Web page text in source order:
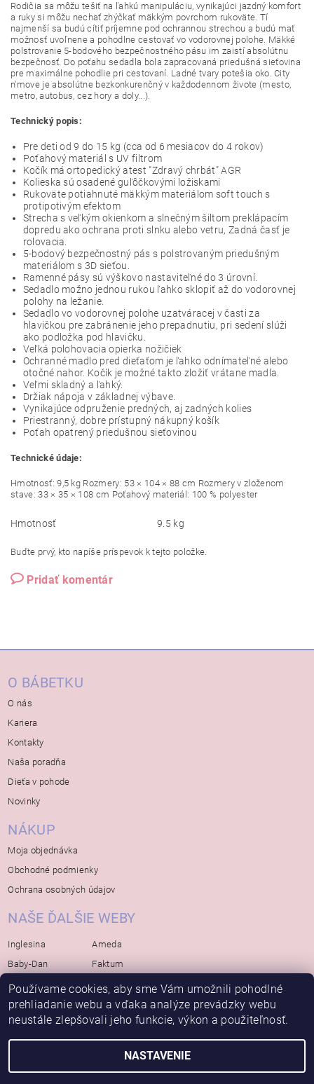
Rodičia sa môžu tešiť na ľahkú manipuláciu, vynikajúci jazdný komfort
a ruky si môžu nechať zhýčkať mäkkým povrchom rukoväte. Tí
najmenší sa budú cítiť príjemne pod ochrannou strechou a budú mať
možnosť uvoľnene a pohodlne cestovať vo vodorovnej polohe. Mäkké
polstrovanie 5-bodového bezpečnostného pásu im zaistí absolútnu
bezpečnosť. Do poťahu sedadla bola zapracovaná priedušná sieťovina
pre maximálne pohodlie pri cestovaní. Ladné tvary potešia oko. City
n'move je absolútne bezkonkurenčný v každodennom živote (mesto,
metro, autobus, cez hory a doly...).
Technický popis:
Pre deti od 9do 15 kg (cca od 6 mesiacov do 4 rokov)
Poťahový materiál s UV filtrom
Kočík máortopedický atest "Zdravý chrbát"AGR
Kolieska sú osadené guľôčkovými ložiskami
Rukoväte potiahnuté mäkkým materiálom soft touch s
protipotivým efektom
Strecha s veľkým okienkom a slnečným šiltom preklápacím
dopredu ako ochrana proti slnku alebo vetru, Zadná časť je
rolovacia
5-bodový bezpečnostný pás s polstrovaným priedušným
materiálom s 3D sieťou.
Ramenné pásy sú výškovo nastaviteľné do3 úrovní.
Sedadlo možno jednou rukou ľahkosklopiť až do vodorovnej
polohy na ležanie
Sedadlo vo vodorovnej polohe uzatváracej včasti za
hlavičkou pre zabránenie jeho prepadnutiu, pri sedení slúži
ako podložka pod hlavičku
Veľká polohovacia opierka nožičiek
Ochranné madlo pred dieťaťom je ľahko odnímateľné alebo
otočné nahor. Kočík je možné takto zložiť vrátane madla.
Veľmi skladný a ľahký.
Držiak nápoja v základnej výbave.
Vynikajúce odpruženie predných, aj zadných kolies
Priestranný, dobre prístupný nákupný košík
Poťah opatrený priedušnou sieťovinou
Technické údaje:
Hmotnosť: 9,5 kg Rozmery: 53 × 104 × 88 cm Rozmery v zloženom
stave: 33 × 35 × 108 cm Poťahový materiál: 100 % polyester
Hmotnosť 9.5 kg
Buďte prvý, kto napíše príspevok k tejto položke.
Pridať komentár
O BÁBETKU
O nás
Kariera
Kontakty
Naša poradňa
Dieťa v pohode
Novinky
NÁKUP
Moja objednávka
Obchodné podmienky
Ochrana osobných údajov
NAŠE ĎALŠIE WEBY
Inglesina
Baby-Dan
Rialto
Bébé-Jou
Avova
Ameda
Faktum
Koelstra
Bambino-Mio
2026 © Bábätko, všetky práva vyhradené
Používame cookies, aby sme Vám umožnili pohodlné
prehliadanie webu a vďaka analýze prevádzky webu
neustále zlepšovali jeho funkcie, výkon a použiteľnosť.
NASTAVENIE